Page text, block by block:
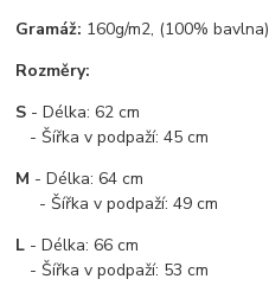
Gramáž: 160g/m2, (100% bavlna)
Rozměry:
S - Délka: 62 cm
- Šířka v podpaží: 45 cm
M - Délka: 64 cm
- Šířka v podpaží: 49 cm
L - Délka: 66 cm
- Šířka v podpaží: 53 cm